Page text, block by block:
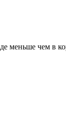
меньше чем в